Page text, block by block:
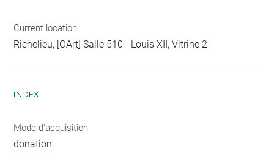
Current location
Richelieu, [OArt] Salle 510 - Louis XII, Vitrine 2
INDEX
Mode d'acquisition
donation